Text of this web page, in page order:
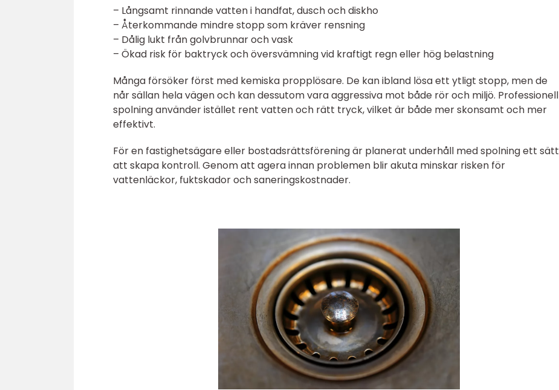
– Långsamt rinnande vatten i handfat, dusch och diskho
– Återkommande mindre stopp som kräver rensning
– Dålig lukt från golvbrunnar och vask
– Ökad risk för baktryck och översvämning vid kraftigt regn eller hög belastning
Många försöker först med kemiska propplösare. De kan ibland lösa ett ytligt stopp, men de
når sällan hela vägen och kan dessutom vara aggressiva mot både rör och miljö. Professionell
spolning använder istället rent vatten och rätt tryck, vilket är både mer skonsamt och mer
effektivt.
För en fastighetsägare eller bostadsrättsförening är planerat underhåll med spolning ett sätt
att skapa kontroll. Genom att agera innan problemen blir akuta minskar risken för
vattenläckor, fuktskador och saneringskostnader.